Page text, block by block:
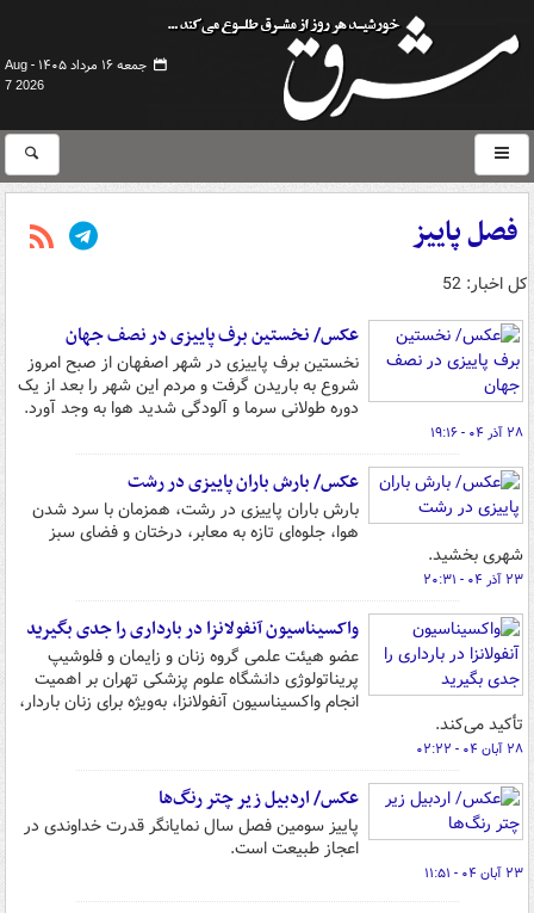
جمعه ۱۶ مرداد ۱۴۰۵ -
Aug
7 2026
فصل پاییز
کل اخبار: 52
عکس/ نخستین برف پاییزی در نصف جهان
نخستین برف پاییزی در شهر اصفهان از صبح امروز
شروع به باریدن گرفت و مردم این شهر را بعد از یک
دوره طولانی سرما و آلودگی شدید هوا به وجد آورد.
۲۸ آذر ۰۴ - ۱۹:۱۶
عکس/ بارش باران پاییزی در رشت
بارش باران پاییزی در رشت، همزمان با سرد شدن
هوا، جلوه‌ای تازه به معابر، درختان و فضای سبز
شهری بخشید.
۲۳ آذر ۰۴ - ۲۰:۳۱
واکسیناسیون آنفولانزا در بارداری را جدی بگیرید
عضو هیئت علمی گروه زنان و زایمان و فلوشیپ
پریناتولوژی دانشگاه علوم پزشکی تهران بر اهمیت
انجام واکسیناسیون آنفولانزا، به‌ویژه برای زنان باردار،
تأکید می‌کند.
۲۸ آبان ۰۴ - ۰۲:۲۲
عکس/ اردبیل زیر چتر رنگ‌ها
پاییز سومین فصل سال نمایانگر قدرت خداوندی در
اعجاز طبیعت است.
۲۳ آبان ۰۴ - ۱۱:۵۱